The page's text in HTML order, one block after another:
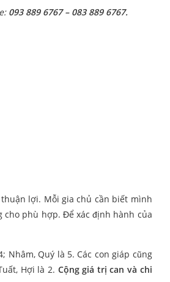
093 889 6767 – 083 889 6767.
lợi. Mỗi gia chủ cần biết mình
cho phù hợp. Để xác định hành của
Nhâm, Quý là 5. Các con giáp cũng
Hợi là 2. Cộng giá trị can và chi